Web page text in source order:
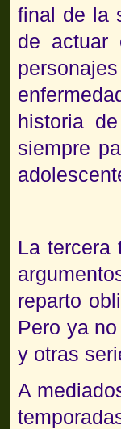
final de la
de actuar
historia
siempre
La tercera
reparto
Pero ya
y otras
A